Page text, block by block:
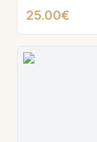
25.00€